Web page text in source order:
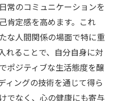
常のコミュニケーションを
肯定感を高めます。これ
な人間関係の場面で特に重
れることで、自分自身に対
ポジティブな生活態度を醸
ィングの技術を通じて得ら
でなく、心の健康にも寄与